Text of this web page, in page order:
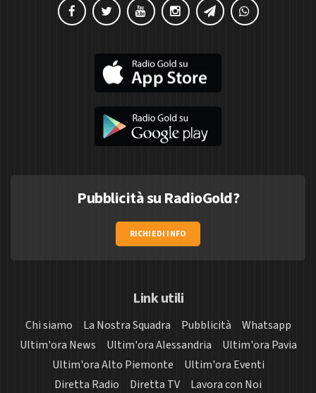
Pubblicità su RadioGold?
RICHIEDI INFO
Link utili
Chi siamo La Nostra Squadra Pubblicità
Whatsapp
Ultim'ora News
Ultim'ora Alessandria
Ultim'ora Pavia
Ultim'ora Alto Piemonte
Ultim'ora Eventi
Diretta Radio
Diretta TV Lavora con Noi